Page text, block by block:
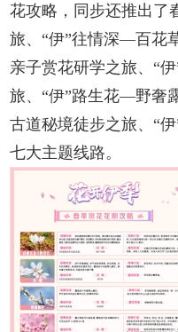
花攻略，同步还推出了
旅、“伊”往情深—百花
亲子赏花研学之旅、“
旅、“伊”路生花—野奢
古道秘境徒步之旅、“
七大主题线路。